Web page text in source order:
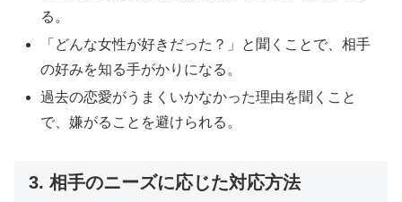
る。
「どんな女性が好きだった？」と聞くことで、相手
の好みを知る手がかりになる。
過去の恋愛がうまくいかなかった理由を聞くこと
で、嫌がることを避けられる。
3. 相手のニーズに応じた対応方法